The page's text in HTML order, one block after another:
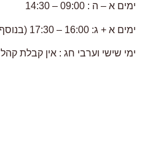
ימים א – ה : 09:00 – 14:30
ימים א + ג: 16:00 – 17:30 (בנוסף)
ימי שישי וערבי חג : אין קבלת קהל